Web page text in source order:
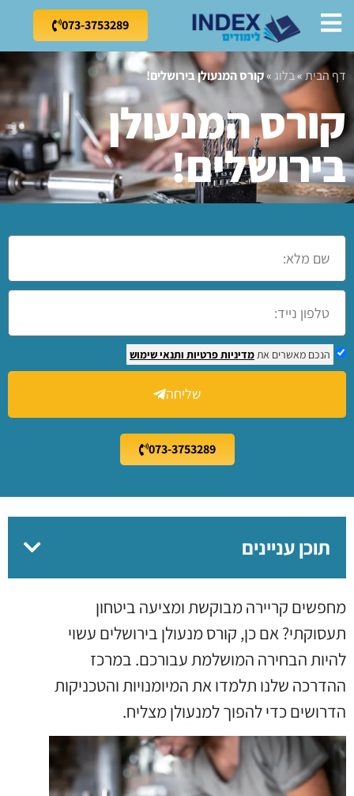
073-3753289
דף הבית»בלוג»קורס המנעולן בירושלים!
קורס המנעולן
בירושלים!
הנכם מאשרים אתמדיניות פרטיות ותנאי שימוש
שליחה
073-3753289
תוכן עניינים
מחפשים קריירה מבוקשת ומציעה ביטחון
תעסוקתי? אם כן, קורס מנעולן בירושלים עשוי
להיות הבחירה המושלמת עבורכם. במרכז
ההדרכה שלנו תלמדו את המיומנויות והטכניקות
הדרושים כדי להפוך למנעולן מצליח.